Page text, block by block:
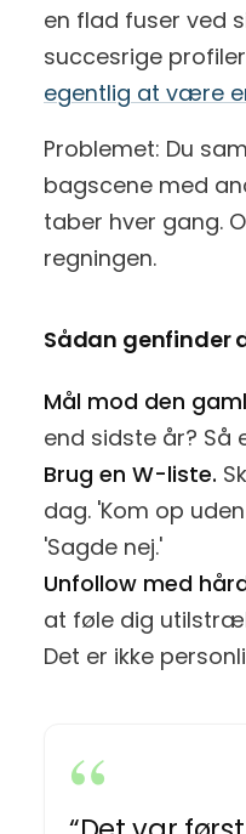
en flad fuser ved
succesrige
egentlig at være
Problemet: Du
bagscene med
taber hver gang.
regningen.
Sådan genfinder
Mål mod den
end sidste år? Så
Brug en W-liste.
dag. 'Kom op
'Sagde nej.'
Unfollow med
at føle dig
Det er ikke